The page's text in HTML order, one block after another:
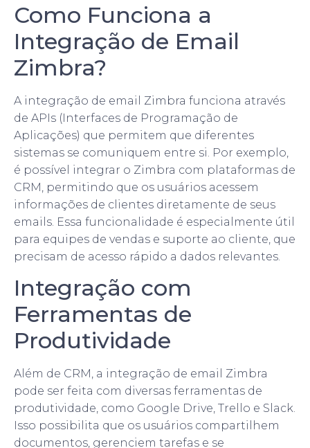
Como Funciona a
Integração de Email
Zimbra?
A integração de email Zimbra funciona através
de APIs (Interfaces de Programação de
Aplicações) que permitem que diferentes
sistemas se comuniquem entre si. Por exemplo,
é possível integrar o Zimbra com plataformas de
CRM, permitindo que os usuários acessem
informações de clientes diretamente de seus
emails. Essa funcionalidade é especialmente útil
para equipes de vendas e suporte ao cliente, que
precisam de acesso rápido a dados relevantes.
Integração com
Ferramentas de
Produtividade
Além de CRM, a integração de email Zimbra
pode ser feita com diversas ferramentas de
produtividade, como Google Drive, Trello e Slack.
Isso possibilita que os usuários compartilhem
documentos, gerenciem tarefas e se